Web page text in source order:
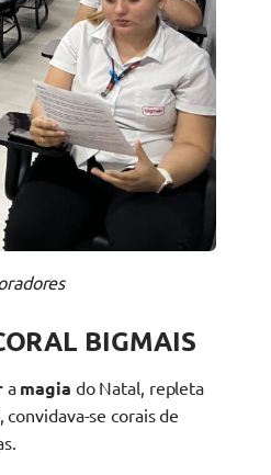
BIGMAIS
a magia do Natal, repleta
se corais de